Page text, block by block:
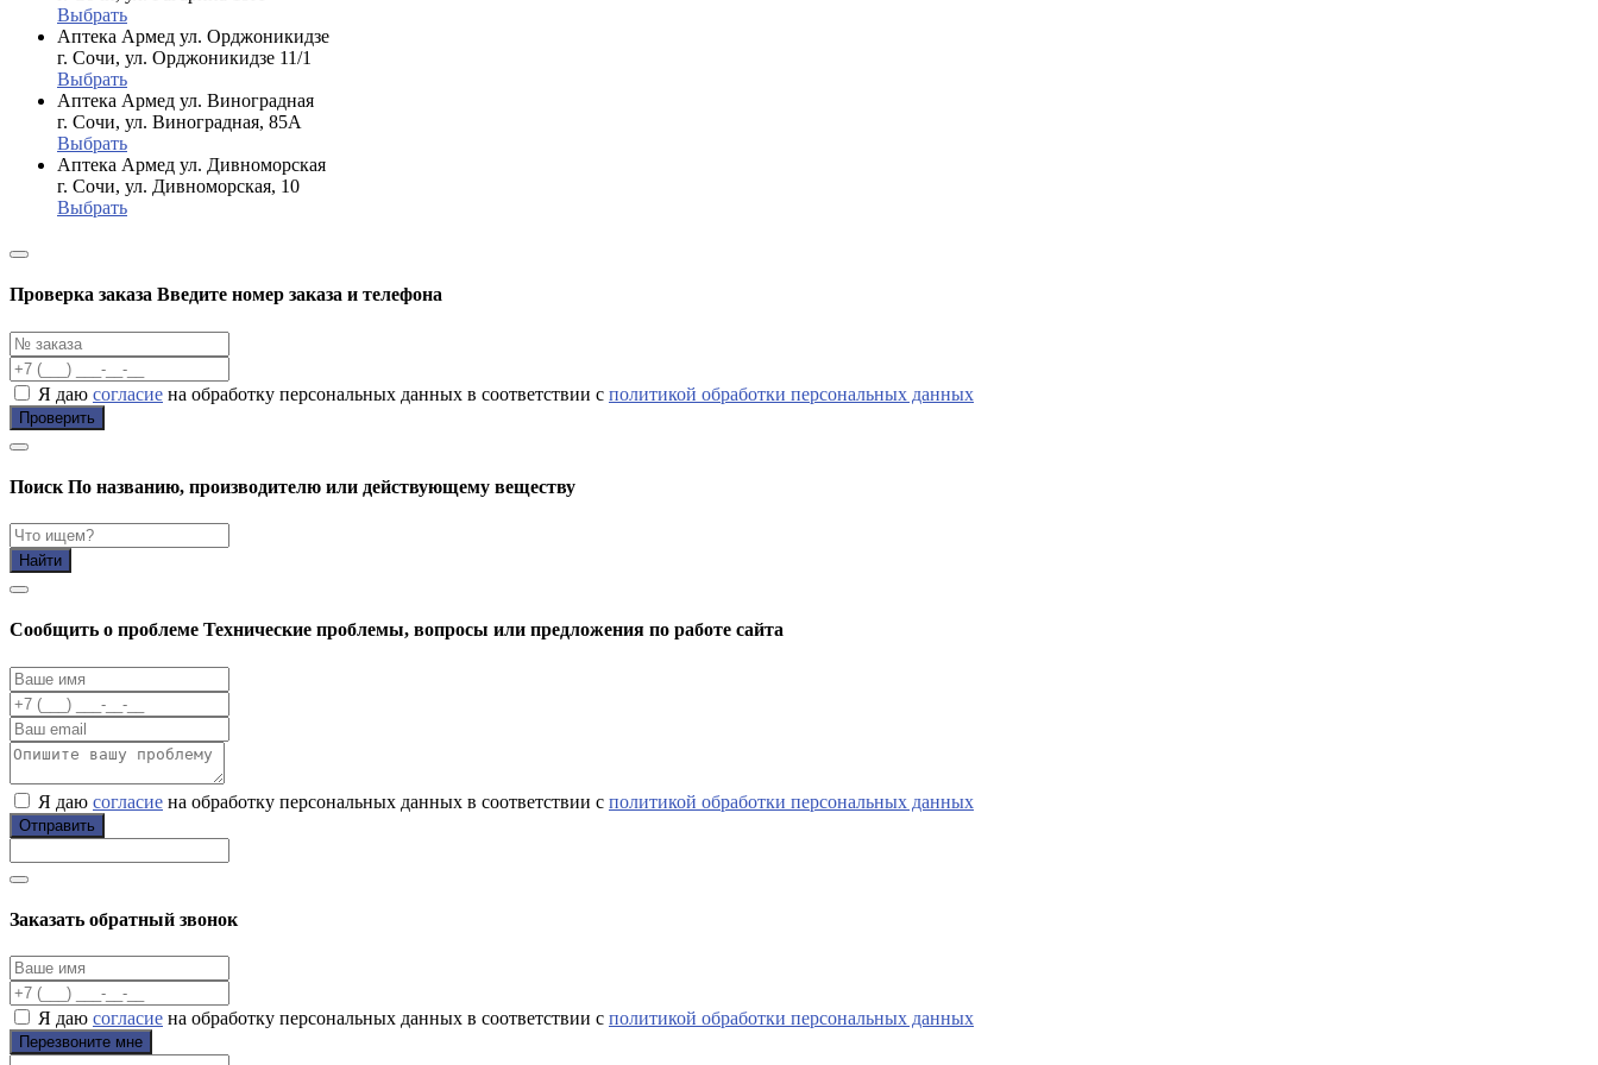
Выбрать
Аптека Армед ул. Орджоникидзе
г. Сочи, ул. Орджоникидзе 11/1
Выбрать
Аптека Армед ул. Виноградная
г. Сочи, ул. Виноградная, 85А
Выбрать
Аптека Армед ул. Дивноморская
г. Сочи, ул. Дивноморская, 10
Выбрать
Проверка заказа Введите номер заказа и телефона
Я даю согласие на обработку персональных данных в соответствии с политикой обработки персональных данных
Проверить
Поиск По названию, производителю или действующему веществу
Найти
Cообщить о проблеме Технические проблемы, вопросы или предложения по работе сайта
Я даю согласие на обработку персональных данных в соответствии с политикой обработки персональных данных
Отправить
Заказать обратный звонок
Я даю согласие на обработку персональных данных в соответствии с политикой обработки персональных данных
Перезвоните мне